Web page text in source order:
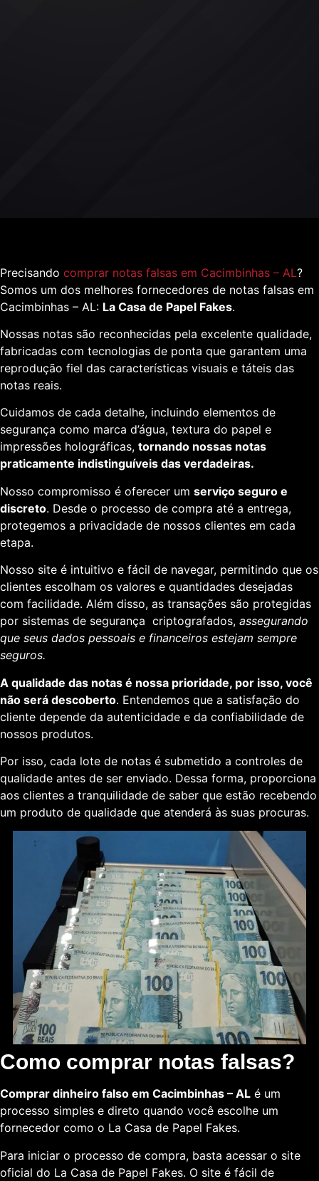
Precisando comprar notas falsas em Cacimbinhas – AL?
Somos um dos melhores fornecedores de notas falsas em
Cacimbinhas – AL: La Casa de Papel Fakes.
Nossas notas são reconhecidas pela excelente qualidade,
fabricadas com tecnologias de ponta que garantem uma
reprodução fiel das características visuais e táteis das
notas reais.
Cuidamos de cada detalhe, incluindo elementos de
segurança como marca d’água, textura do papel e
impressões holográficas, tornando nossas notas
praticamente indistinguíveis das verdadeiras.
Nosso compromisso é oferecer um serviço seguro e
discreto. Desde o processo de compra até a entrega,
protegemos a privacidade de nossos clientes em cada
etapa.
Nosso site é intuitivo e fácil de navegar, permitindo que os
clientes escolham os valores e quantidades desejadas
com facilidade. Além disso, as transações são protegidas
por sistemas de segurança criptografados, assegurando
que seus dados pessoais e financeiros estejam sempre
seguros.
A qualidade das notas é nossa prioridade, por isso, você
não será descoberto. Entendemos que a satisfação do
cliente depende da autenticidade e da confiabilidade de
nossos produtos.
Por isso, cada lote de notas é submetido a controles de
qualidade antes de ser enviado. Dessa forma, proporciona
aos clientes a tranquilidade de saber que estão recebendo
um produto de qualidade que atenderá às suas procuras.
Como comprar notas falsas?
Comprar dinheiro falso em Cacimbinhas – AL é um
processo simples e direto quando você escolhe um
fornecedor como o La Casa de Papel Fakes.
Para iniciar o processo de compra, basta acessar o site
oficial do La Casa de Papel Fakes. O site é fácil de